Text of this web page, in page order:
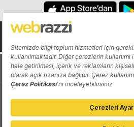
Hakkında
Katkıda Bulun